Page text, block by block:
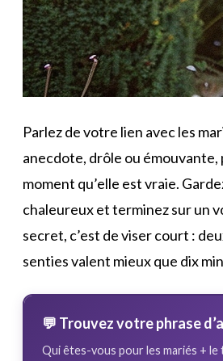
Parlez de votre lien avec les
anecdote, drôle ou émouvante,
moment qu’elle est vraie.
chaleureux et terminez sur un
secret, c’est de viser court :
senties valent mieux que dix
💬 Trouvez votre phrase
Qui êtes-vous pour les mariés + le